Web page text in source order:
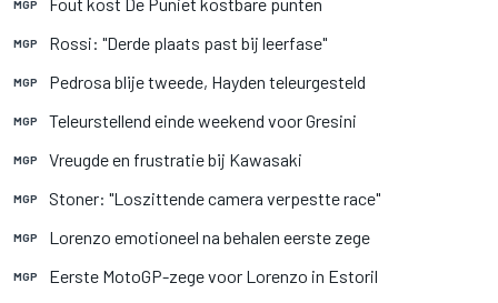
MGP
MGP Rossi: "Derde plaats past bij leerfase"
MGP Pedrosa blije tweede, Hayden teleurgesteld
MGP Teleurstellend einde weekend voor Gresini
MGP Vreugde en frustratie bij Kawasaki
MGP Stoner: "Loszittende camera verpestte race"
MGP Lorenzo emotioneel na behalen eerste zege
MGP Eerste MotoGP-zege voor Lorenzo in Estoril